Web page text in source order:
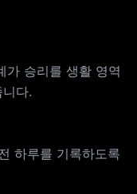
가 승리를 생활 영역
다.
하루를 기록하도록